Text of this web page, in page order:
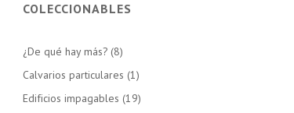
COLECCIONABLES
¿De qué hay más? (8)
Calvarios particulares (1)
Edificios impagables (19)